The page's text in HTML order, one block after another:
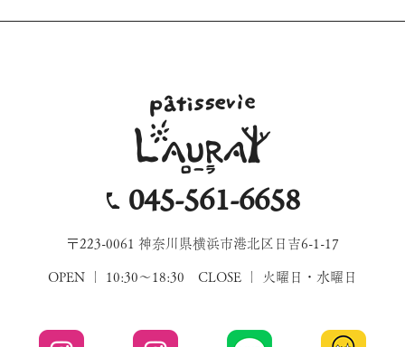
045-561-6658
〒223-0061 神奈川県横浜市港北区日吉6-1-17
OPEN ｜ 10:30～18:30 CLOSE ｜ 火曜日・水曜日